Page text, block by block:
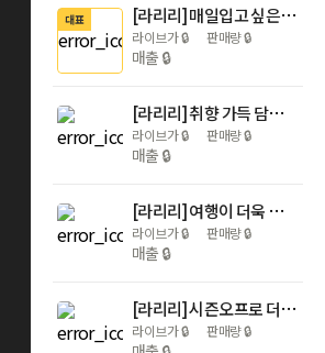
대표 [라리리] 매일입고 싶은 취향대로 고르는 데일리 파자마 여름신상 잠옷 100종
라이브가🔒 판매량🔒
매출 🔒
[라리리] 취향 가득 담아~ 여름 파자마까지 100종
라이브가🔒 판매량🔒
매출 🔒
[라리리] 여행이 더욱 편해지는 여행용품 특가 기획전
라이브가🔒 판매량🔒
매출 🔒
[라리리] 시즌오프로 더 가볍게! 혜택으로 채운 특가 잠옷!
라이브가🔒 판매량🔒